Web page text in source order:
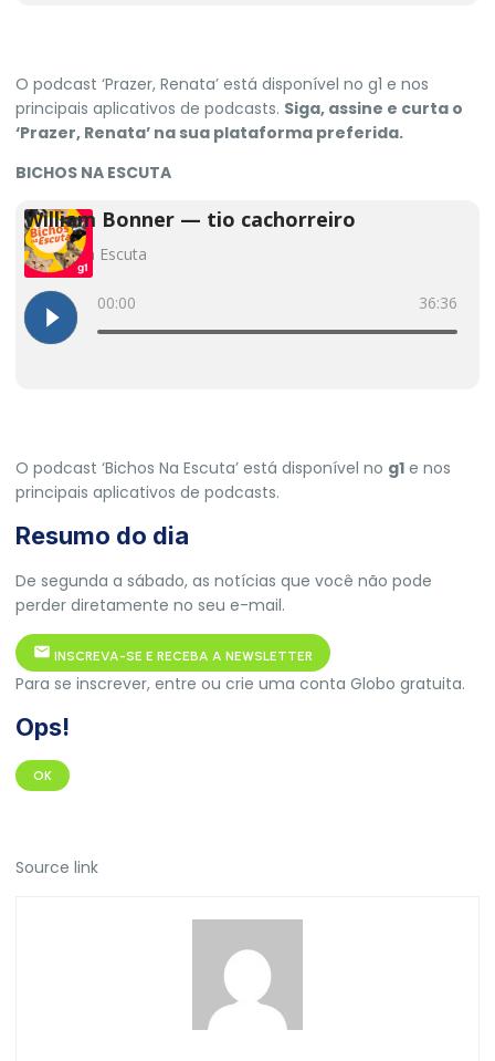
O podcast ‘Prazer, Renata’ está disponível no g1 e nos
principais aplicativos de podcasts. Siga, assine e curta o
‘Prazer, Renata’ na sua plataforma preferida.
BICHOS NA ESCUTA
O podcast ‘Bichos Na Escuta’ está disponível no g1 e nos
principais aplicativos de podcasts.
Resumo do dia
De segunda a sábado, as notícias que você não pode
perder diretamente no seu e-mail.
INSCREVA-SE E RECEBA A NEWSLETTER
Para se inscrever, entre ou crie uma conta Globo gratuita.
Ops!
OK
Source link